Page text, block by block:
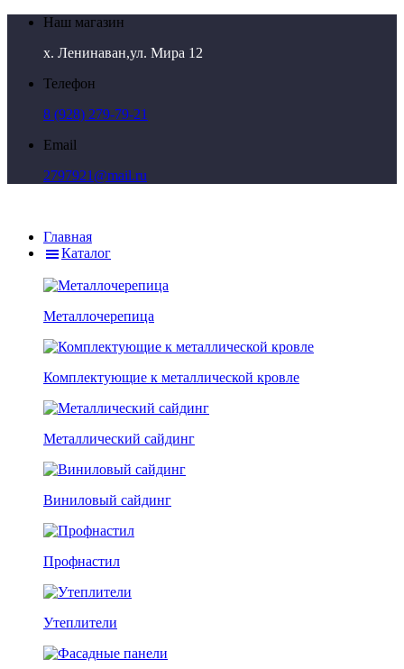
Наш магазин
х. Ленинаван,ул. Мира 12
Телефон
8 (928) 279-79-21
Email
2797921@mail.ru
Главная
Каталог
Металлочерепица
Комплектующие к металлической кровле
Металлический сайдинг
Виниловый сайдинг
Профнастил
Утеплители